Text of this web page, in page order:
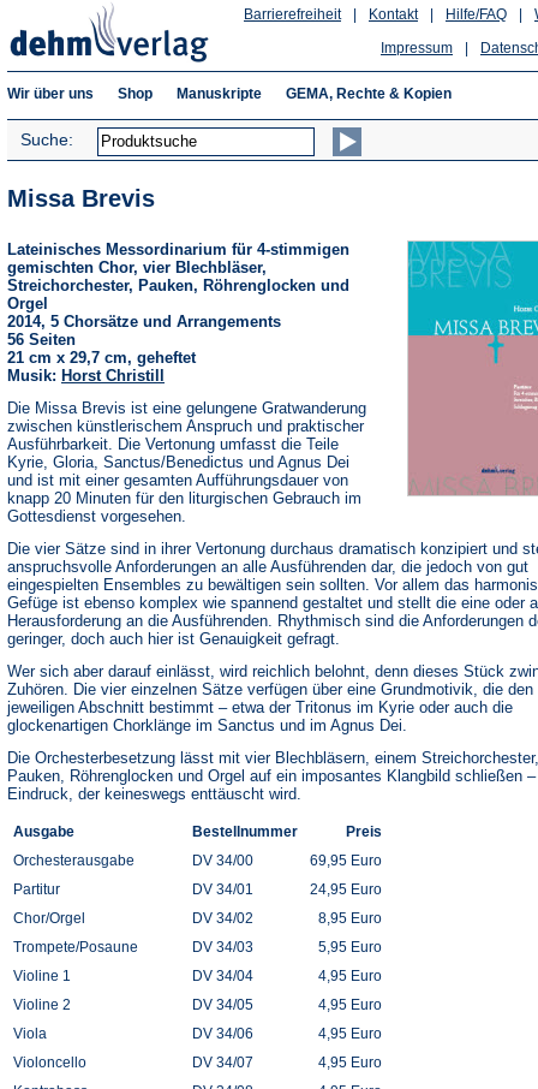
Hilfe/FAQ
Kontakt
Barrierefreiheit
Impressum
Wir über uns Shop Manuskripte GEMA, Rechte & Kopien
Suche:
Missa Brevis
Lateinisches Messordinarium für 4-stimmigen
gemischten Chor, vier Blechbläser,
Streichorchester, Pauken, Röhrenglocken und
Orgel
2014, 5 Chorsätze und Arrangements
56 Seiten
21 cm x 29,7 cm, geheftet
Musik: Horst Christill
Die Missa Brevis ist eine gelungene Gratwanderung
zwischen künstlerischem Anspruch und praktischer
Ausführbarkeit. Die Vertonung umfasst die Teile
Kyrie, Gloria, Sanctus/Benedictus und Agnus Dei
und ist mit einer gesamten Aufführungsdauer von
knapp 20 Minuten für den liturgischen Gebrauch im
Gottesdienst vorgesehen.
Die vier Sätze sind in ihrer Vertonung durchaus dramatisch konzipiert und
anspruchsvolle Anforderungen an alle Ausführenden dar, die jedoch von gut
eingespielten Ensembles zu bewältigen sein sollten. Vor allem das
Gefüge ist ebenso komplex wie spannend gestaltet und stellt die eine oder
Herausforderung an die Ausführenden. Rhythmisch sind die Anforderungen
geringer, doch auch hier ist Genauigkeit gefragt.
Wer sich aber darauf einlässt, wird reichlich belohnt, denn dieses Stück
Zuhören. Die vier einzelnen Sätze verfügen über eine Grundmotivik, die den
jeweiligen Abschnitt bestimmt – etwa der Tritonus im Kyrie oder auch die
glockenartigen Chorklänge im Sanctus und im Agnus Dei.
Die Orchesterbesetzung lässt mit vier Blechbläsern, einem Streichorchester,
Pauken, Röhrenglocken und Orgel auf ein imposantes Klangbild schließen
Eindruck, der keineswegs enttäuscht wird.
Ausgabe Bestellnummer
Preis
Orchesterausgabe
DV 34/00
69,95 Euro
Partitur
DV 34/01
24,95 Euro
Chor/Orgel
DV 34/02
8,95 Euro
Trompete/Posaune
DV 34/03
5,95 Euro
Violine 1
DV 34/04
4,95 Euro
Violine 2
DV 34/05
4,95 Euro
Viola
DV 34/06
4,95 Euro
Violoncello
DV 34/07
4,95 Euro